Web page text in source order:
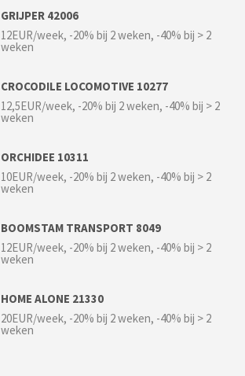
GRIJPER 42006
12EUR/week, -20% bij 2 weken, -40% bij > 2
weken
CROCODILE LOCOMOTIVE 10277
12,5EUR/week, -20% bij 2 weken, -40% bij > 2
weken
ORCHIDEE 10311
10EUR/week, -20% bij 2 weken, -40% bij > 2
weken
BOOMSTAM TRANSPORT 8049
12EUR/week, -20% bij 2 weken, -40% bij > 2
weken
HOME ALONE 21330
20EUR/week, -20% bij 2 weken, -40% bij > 2
weken